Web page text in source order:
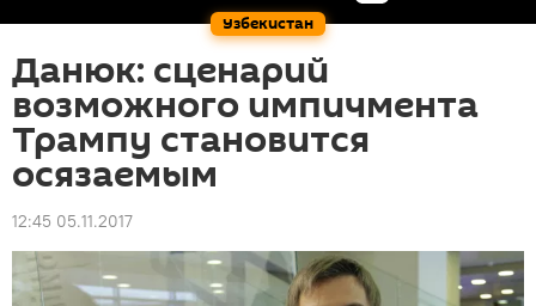
Узбекистан
Данюк: сценарий
возможного импичмента
Трампу становится
осязаемым
12:45 05.11.2017